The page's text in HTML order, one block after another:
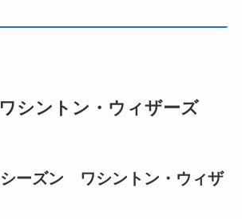
シントン・ウィザーズ
シーズン ワシントン・ウィザ